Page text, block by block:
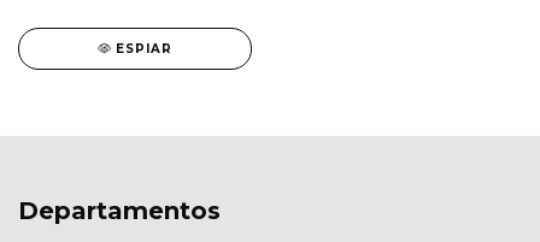
ESPIAR
Departamentos